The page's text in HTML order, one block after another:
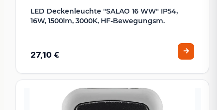
LED Deckenleuchte "SALAO 16 WW" IP54,
16W, 1500lm, 3000K, HF-Bewegungsm.
27,10 €